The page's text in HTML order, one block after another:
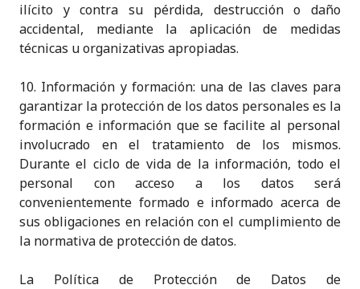
ilícito y contra su pérdida, destrucción o daño
accidental, mediante la aplicación de medidas
técnicas u organizativas apropiadas.
10. Información y formación: una de las claves para
garantizar la protección de los datos personales es la
formación e información que se facilite al personal
involucrado en el tratamiento de los mismos.
Durante el ciclo de vida de la información, todo el
personal con acceso a los datos será
convenientemente formado e informado acerca de
sus obligaciones en relación con el cumplimiento de
la normativa de protección de datos.
La Política de Protección de Datos de